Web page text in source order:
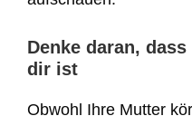
Denke daran,
dir ist
Obwohl Ihre Mutter